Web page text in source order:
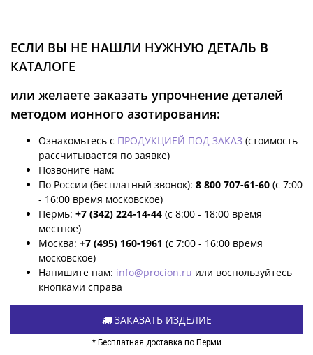
ЕСЛИ ВЫ НЕ НАШЛИ НУЖНУЮ ДЕТАЛЬ В
КАТАЛОГЕ
или желаете заказать упрочнение деталей
методом ионного азотирования:
Ознакомьтесь с ПРОДУКЦИЕЙ ПОД ЗАКАЗ (стоимость
рассчитывается по заявке)
Позвоните нам:
По России (бесплатный звонок): 8 800 707-61-60 (с 7:00
- 16:00 время московское)
Пермь: +7 (342) 224-14-44 (с 8:00 - 18:00 время
местное)
Москва: +7 (495) 160-1961 (с 7:00 - 16:00 время
московское)
Напишите нам: info@procion.ru или воспользуйтесь
кнопками справа
ЗАКАЗАТЬ ИЗДЕЛИЕ
* Бесплатная доставка по Перми